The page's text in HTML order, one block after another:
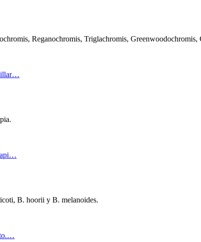
Reganochromis, Triglachromis,
B. hoorii y B. melanoides.